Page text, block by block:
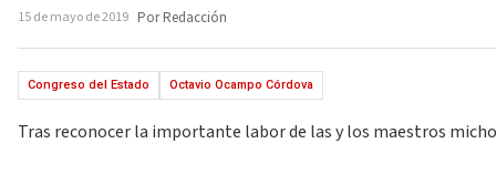
15 de mayo de 2019 Por Redacción
Congreso del Estado Octavio Ocampo Córdova
Tras reconocer la importante labor de las y los maestros